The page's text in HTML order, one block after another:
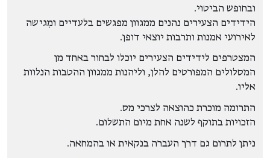
ובחופש הביטוי.
הידידים הצעירים נהנים ממגוון מפגשים בלעדיים ומִגישה
לאירועי אמנות ותרבות יוצאי דופן.
המצטרפים לידידים הצעירים יוכלו לבחור באחד מן
המסלולים המפורטים להלן, וליהנות ממגוון ההטבות הנלוות
אליו.
התרומה מוכרת כהוצאה לצרכי מס.
הזכויות בתוקף לשנה אחת מיום התשלום.
ניתן לתרום גם דרך העברה בנקאית או בהמחאה.